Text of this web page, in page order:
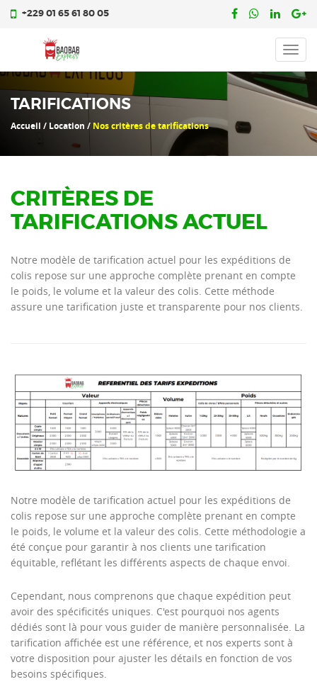
+229 01 65 61 80 05
TARIFICATIONS
Accueil / Location / Nos critères de tarifications
CRITÈRES DE
TARIFICATIONS ACTUEL
Notre modèle de tarification actuel pour les expéditions de
colis repose sur une approche complète prenant en compte
le poids, le volume et la valeur des colis. Cette méthode
assure une tarification juste et transparente pour nos clients.
Notre modèle de tarification actuel pour les expéditions de
colis repose sur une approche complète prenant en compte
le poids, le volume et la valeur des colis. Cette méthodologie a
été conçue pour garantir à nos clients une tarification
équitable, reflétant les différents aspects de chaque envoi.
Cependant, nous comprenons que chaque expédition peut
avoir des spécificités uniques. C'est pourquoi nos agents
dédiés sont là pour vous guider de manière personnalisée. La
tarification affichée est une référence, et nos experts sont à
votre disposition pour ajuster les détails en fonction de vos
besoins spécifiques.